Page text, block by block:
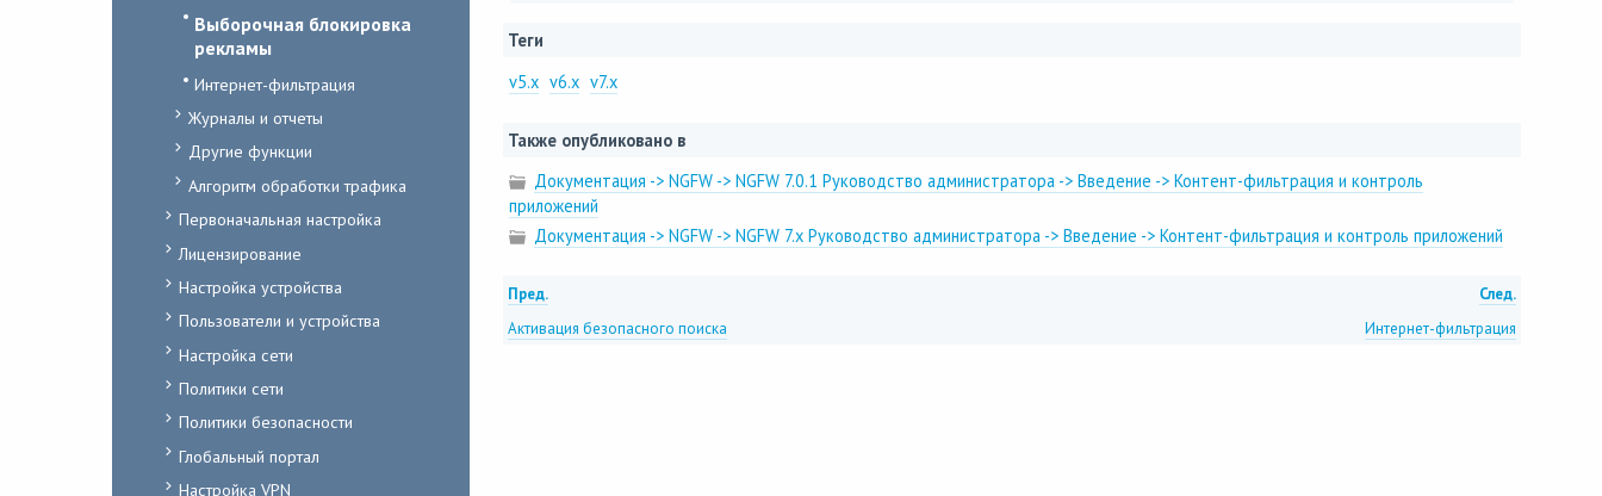
Выборочная блокировка
рекламы
Интернет-фильтрация
Журналы и отчеты
Другие функции
Алгоритм обработки трафика
Первоначальная настройка
Лицензирование
Настройка устройства
Пользователи и устройства
Настройка сети
Политики сети
Политики безопасности
Глобальный портал
Настройка VPN
Теги
v5.x v6.x v7.x
Также опубликовано в
Документация -> NGFW -> NGFW 7.0.1 Руководство администратора -> Введение -> Контент-фильтрация и контроль
приложений
Документация -> NGFW -> NGFW 7.x Руководство администратора -> Введение -> Контент-фильтрация и контроль приложений
Пред.
След.
Активация безопасного поиска
Интернет-фильтрация